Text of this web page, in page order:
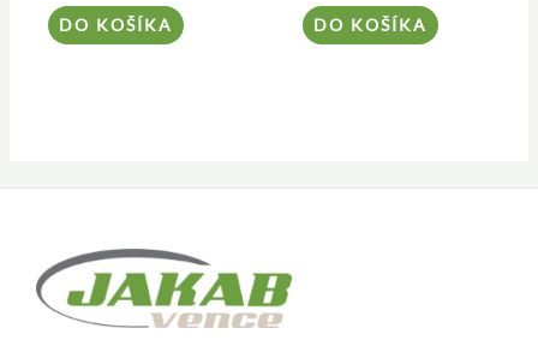
DO KOŠÍKA DO KOŠÍKA